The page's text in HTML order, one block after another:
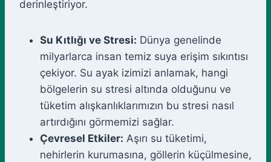
derinleştiriyor.
Su Kıtlığı ve Stresi: Dünya genelinde
milyarlarca insan temiz suya erişim sıkıntısı
çekiyor. Su ayak izimizi anlamak, hangi
bölgelerin su stresi altında olduğunu ve
tüketim alışkanlıklarımızın bu stresi nasıl
artırdığını görmemizi sağlar.
Çevresel Etkiler: Aşırı su tüketimi,
nehirlerin kurumasına, göllerin küçülmesine,